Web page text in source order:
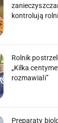
kontrolują
Rolnik
„Kilka
rozmawiali”
Preparaty